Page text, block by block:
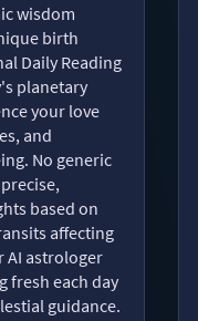
wisdom
birth
Daily Reading
planetary
your love
and
No generic
based on
affecting
AI astrologer
fresh each day
guidance.